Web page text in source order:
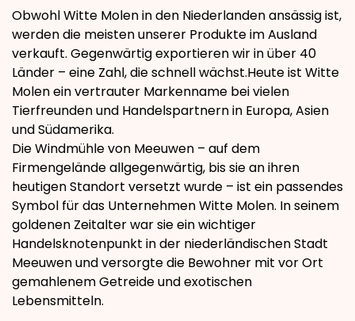
Obwohl Witte Molen in den Niederlanden ansässig ist,
werden die meisten unserer Produkte im Ausland
verkauft. Gegenwärtig exportieren wir in über 40
Länder – eine Zahl, die schnell wächst.Heute ist Witte
Molen ein vertrauter Markenname bei vielen
Tierfreunden und Handelspartnern in Europa, Asien
und Südamerika.
Die Windmühle von Meeuwen – auf dem
Firmengelände allgegenwärtig, bis sie an ihren
heutigen Standort versetzt wurde – ist ein passendes
Symbol für das Unternehmen Witte Molen. In seinem
goldenen Zeitalter war sie ein wichtiger
Handelsknotenpunkt in der niederländischen Stadt
Meeuwen und versorgte die Bewohner mit vor Ort
gemahlenem Getreide und exotischen
Lebensmitteln.